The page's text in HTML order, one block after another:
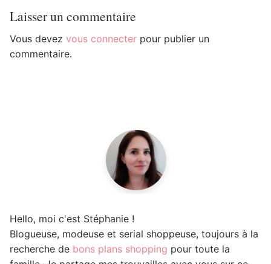
Laisser un commentaire
Vous devez vous connecter pour publier un
commentaire.
Hello, moi c'est Stéphanie !
Blogueuse, modeuse et serial shoppeuse, toujours à la
recherche de bons plans shopping pour toute la